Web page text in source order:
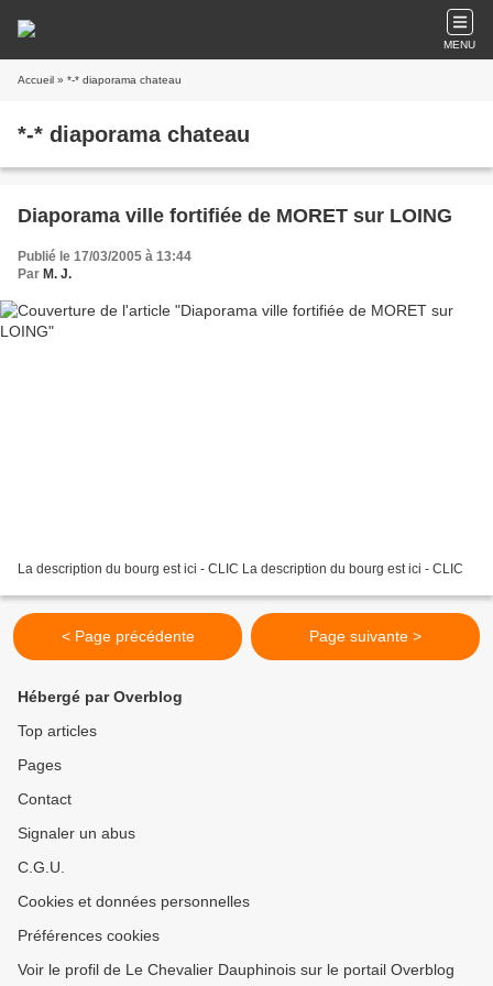
MENU
Accueil » *-* diaporama chateau
*-* diaporama chateau
Diaporama ville fortifiée de MORET sur LOING
Publié le 17/03/2005 à 13:44
Par M. J.
La description du bourg est ici - CLIC La description du bourg est ici - CLIC
< Page précédente Page suivante >
Hébergé par Overblog
Top articles
Pages
Contact
Signaler un abus
C.G.U.
Cookies et données personnelles
Préférences cookies
Voir le profil de Le Chevalier Dauphinois sur le portail Overblog